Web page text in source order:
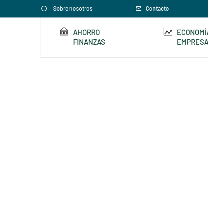
Sobre nosotros Contacto
AHORRO
FINANZAS
EMPRESA